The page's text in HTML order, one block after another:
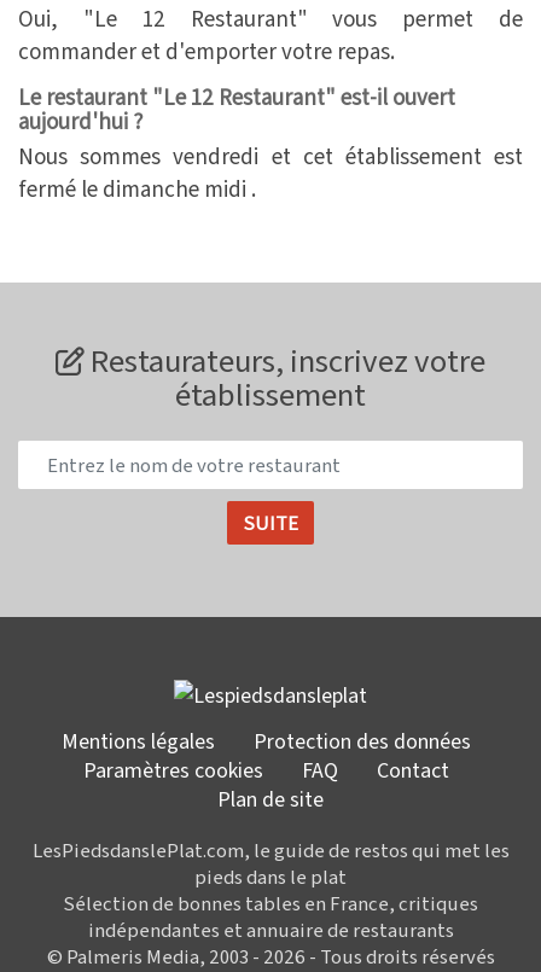
Oui, "Le 12 Restaurant" vous permet de
commander et d'emporter votre repas.
Le restaurant "Le 12 Restaurant" est-il ouvert
aujourd'hui ?
Nous sommes vendredi et cet établissement est
fermé le dimanche midi .
Restaurateurs, inscrivez votre
établissement
Mentions légales
Protection des données
Paramètres cookies
FAQ
Contact
Plan de site
LesPiedsdanslePlat.com, le guide de restos qui met les
pieds dans le plat
Sélection de bonnes tables en France, critiques
indépendantes et annuaire de restaurants
© Palmeris Media, 2003 - 2026 - Tous droits réservés